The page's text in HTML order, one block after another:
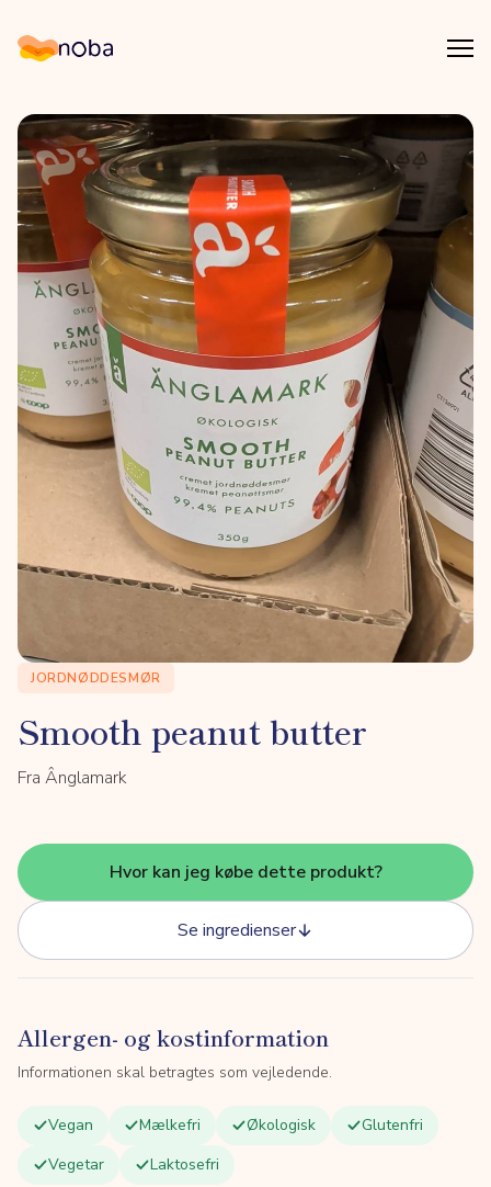
Noba
JORDNØDDESMØR
Smooth peanut butter
Fra Ânglamark
Hvor kan jeg købe dette produkt?
Se ingredienser
Allergen- og kostinformation
Informationen skal betragtes som vejledende.
Vegan Mælkefri Økologisk
Glutenfri
Vegetar
Laktosefri